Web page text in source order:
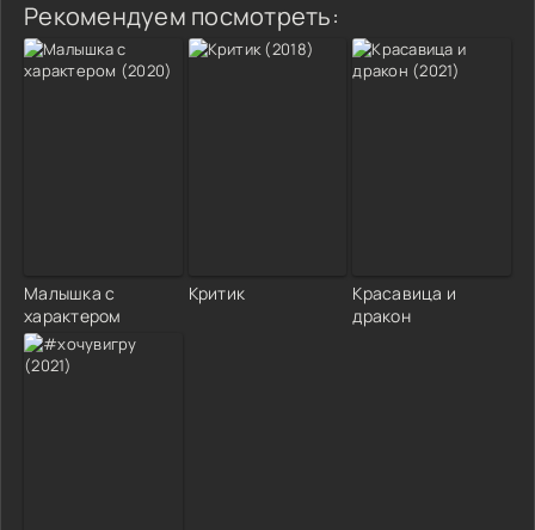
Рекомендуем посмотреть:
Малышка с
характером
Критик
Красавица и
дракон